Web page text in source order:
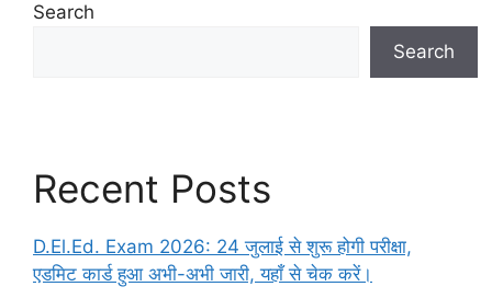
Search
Search
Recent Posts
D.El.Ed. Exam 2026: 24 जुलाई से शुरू होगी परीक्षा,
एडमिट कार्ड हुआ अभी-अभी जारी, यहाँ से चेक करें।